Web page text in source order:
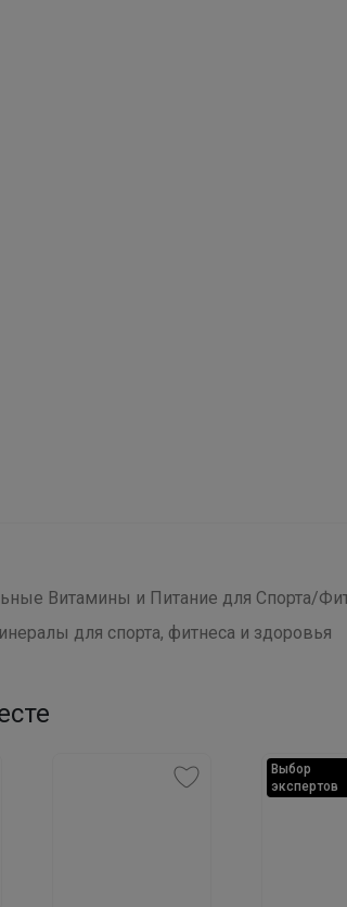
для спорта, фитнеса и здоровья
Выбор
экспертов